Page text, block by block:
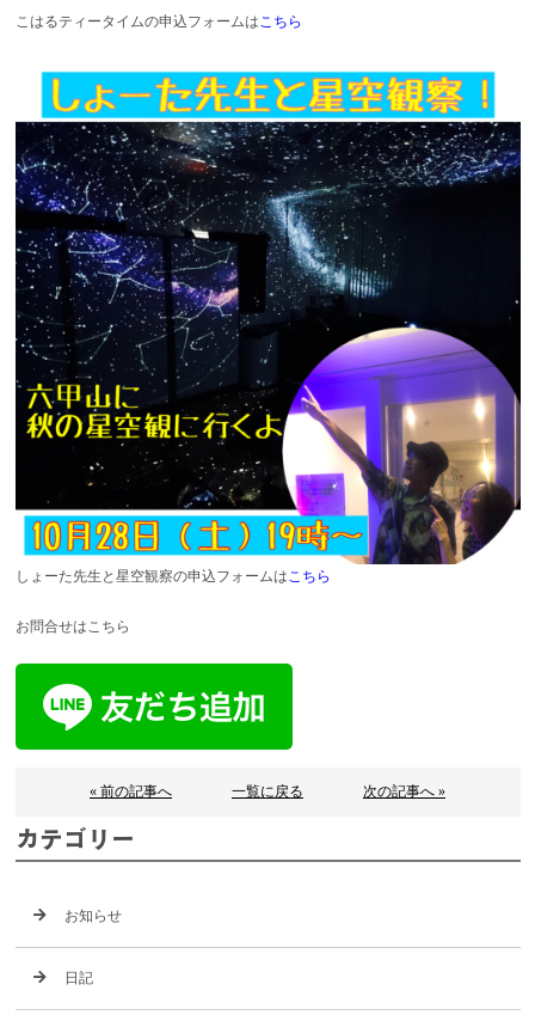
こはるティータイムの申込フォームはこちら
しょーた先生と星空観察の申込フォームはこちら
お問合せはこちら
« 前の記事へ 一覧に戻る 次の記事へ »
カテゴリー
お知らせ
日記